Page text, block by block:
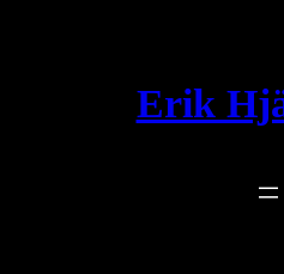
Erik